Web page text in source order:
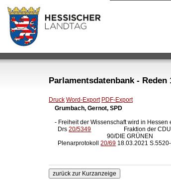
Parlamentsdatenbank - Reden
Druck Word-Export PDF-Export
Grumbach, Gernot, SPD
- Freiheit der Wissenschaft wird in
  Drs
20/5349
Fraktion
                                   90/DIE GRÜNEN
  Plenarprotokoll
20/69 18.03.2021